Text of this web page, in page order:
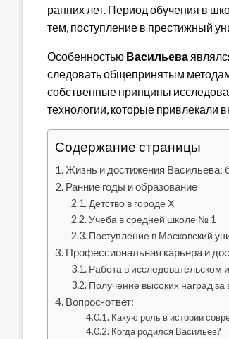
ранних лет. Период обучения в
тем, поступление в престижный
Особенностью Васильева
следовать общепринятым
собственные принципы
технологии, которые привлекали
Содержание страницы
Жизнь и достижения Васильева:
Ранние годы и образование
Детство в городе Х
Учеба в средней школе № 1
Поступление в Московский
Профессиональная карьера и
Работа в исследовательском
Получение высоких наград за
Вопрос-ответ:
Какую роль в истории
Когда родился Васильев?